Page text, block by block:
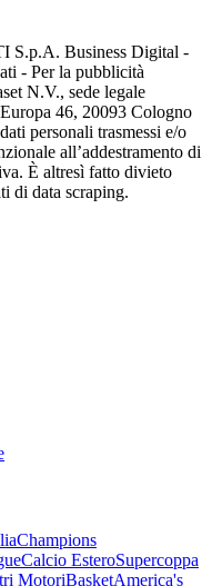
S.p.A. Business Digital -
- Per la pubblicità
N.V., sede legale
46, 20093 Cologno
personali trasmessi e/o
all’addestramento di
È altresì fatto divieto
di data scraping.
Champions
Calcio EsteroSupercoppa
MotoriBasketAmerica's